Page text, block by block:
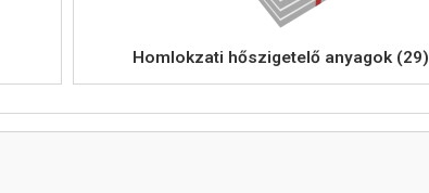
Homlokzati hőszigetelő anyagok (29)